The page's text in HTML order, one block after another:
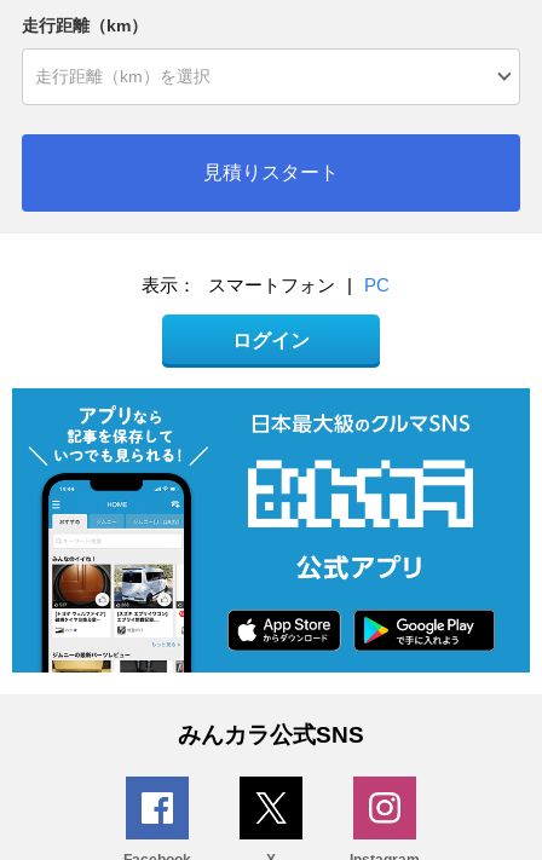
走行距離（km）
見積りスタート
表示： スマートフォン | PC
ログイン
みんカラ公式SNS